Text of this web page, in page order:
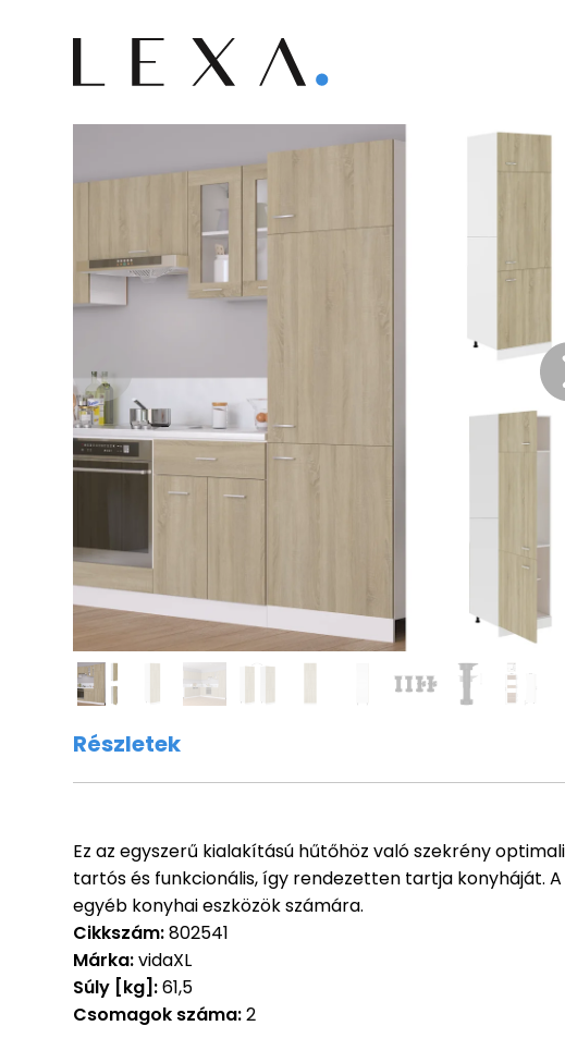
Részletek
Ez az egyszerű kialakítású hűtőhöz való szekrény
tartós és funkcionális, így rendezetten tartja konyháját.
egyéb konyhai eszközök számára.
Cikkszám:802541
Márka:vidaXL
Súly [kg]:61,5
Csomagok száma:2